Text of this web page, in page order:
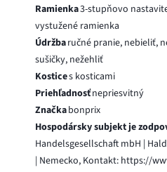
Ramienka3-stupňovo
vystužené ramienka
Údržbaručné pranie, nebieliť,
sušičky, nežehliť
Kostices kosticami
Priehľadnosťnepriesvitný
Značkabonprix
Hospodársky subjekt je
Handelsgesellschaft mbH |
| Nemecko, Kontakt: https://